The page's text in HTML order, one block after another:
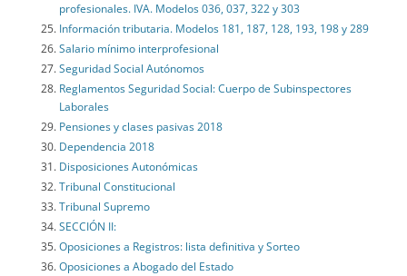
profesionales. IVA. Modelos 036, 037, 322 y 303
Información tributaria. Modelos 181, 187, 128, 193, 198 y 289
Salario mínimo interprofesional
Seguridad Social Autónomos
Reglamentos Seguridad Social: Cuerpo de Subinspectores
Laborales
Pensiones y clases pasivas 2018
Dependencia 2018
Disposiciones Autonómicas
Tribunal Constitucional
Tribunal Supremo
SECCIÓN II:
Oposiciones a Registros: lista definitiva y Sorteo
Oposiciones a Abogado del Estado